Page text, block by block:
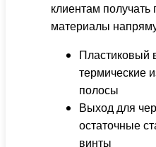
клиентам
материалы
Пластиковый
термические
полосы
Выход для
остаточные
винты